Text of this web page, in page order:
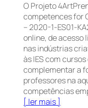
O Projeto
competences for
– 2020-1-ES01-
online, de acesso
nas indústrias
às IES com
complementar a
professores na
competências
[ ler mais ]